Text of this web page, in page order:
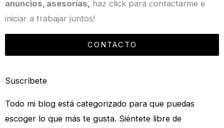
anuncios, asesorías, haz click para contactarme e
iniciar a trabajar juntos!
CONTACTO
Suscríbete
Todo mi blog está categorizado para que puedas
escoger lo que más te gusta. Siéntete libre de